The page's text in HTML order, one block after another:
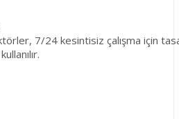
7/24 kesintisiz çalışma için